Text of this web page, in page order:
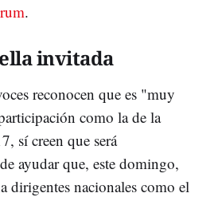
.
invitada
reconocen que es "muy
como la de la
sí creen que será
ayudar que, este domingo,
dirigentes nacionales como el